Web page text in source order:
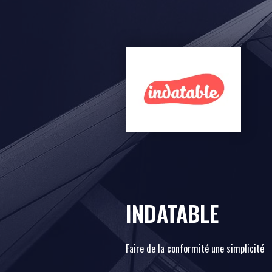
INDATABLE
Faire de la conformité une simplicité